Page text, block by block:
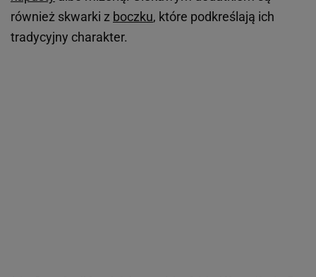
również skwarki z boczku, które podkreślają ich
tradycyjny charakter.